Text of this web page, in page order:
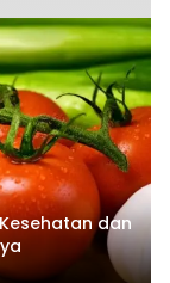
dan